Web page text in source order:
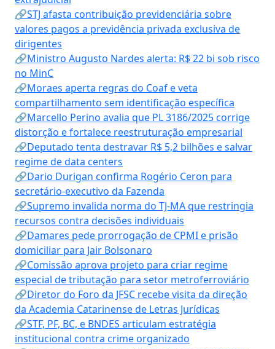
🔗STJ afasta contribuição previdenciária sobre
valores pagos a previdência privada exclusiva de
dirigentes
🔗Ministro Augusto Nardes alerta: R$ 22 bi sob risco
no MinC
🔗Moraes aperta regras do Coaf e veta
compartilhamento sem identificação específica
🔗Marcello Perino avalia que PL 3186/2025 corrige
distorção e fortalece reestruturação empresarial
🔗Deputado tenta destravar R$ 5,2 bilhões e salvar
regime de data centers
🔗Dario Durigan confirma Rogério Ceron para
secretário-executivo da Fazenda
🔗Supremo invalida norma do TJ-MA que restringia
recursos contra decisões individuais
🔗Damares pede prorrogação de CPMI e prisão
domiciliar para Jair Bolsonaro
🔗Comissão aprova projeto para criar regime
especial de tributação para setor metroferroviário
🔗Diretor do Foro da JFSC recebe visita da direção
da Academia Catarinense de Letras Jurídicas
🔗STF, PF, BC, e BNDES articulam estratégia
institucional contra crime organizado